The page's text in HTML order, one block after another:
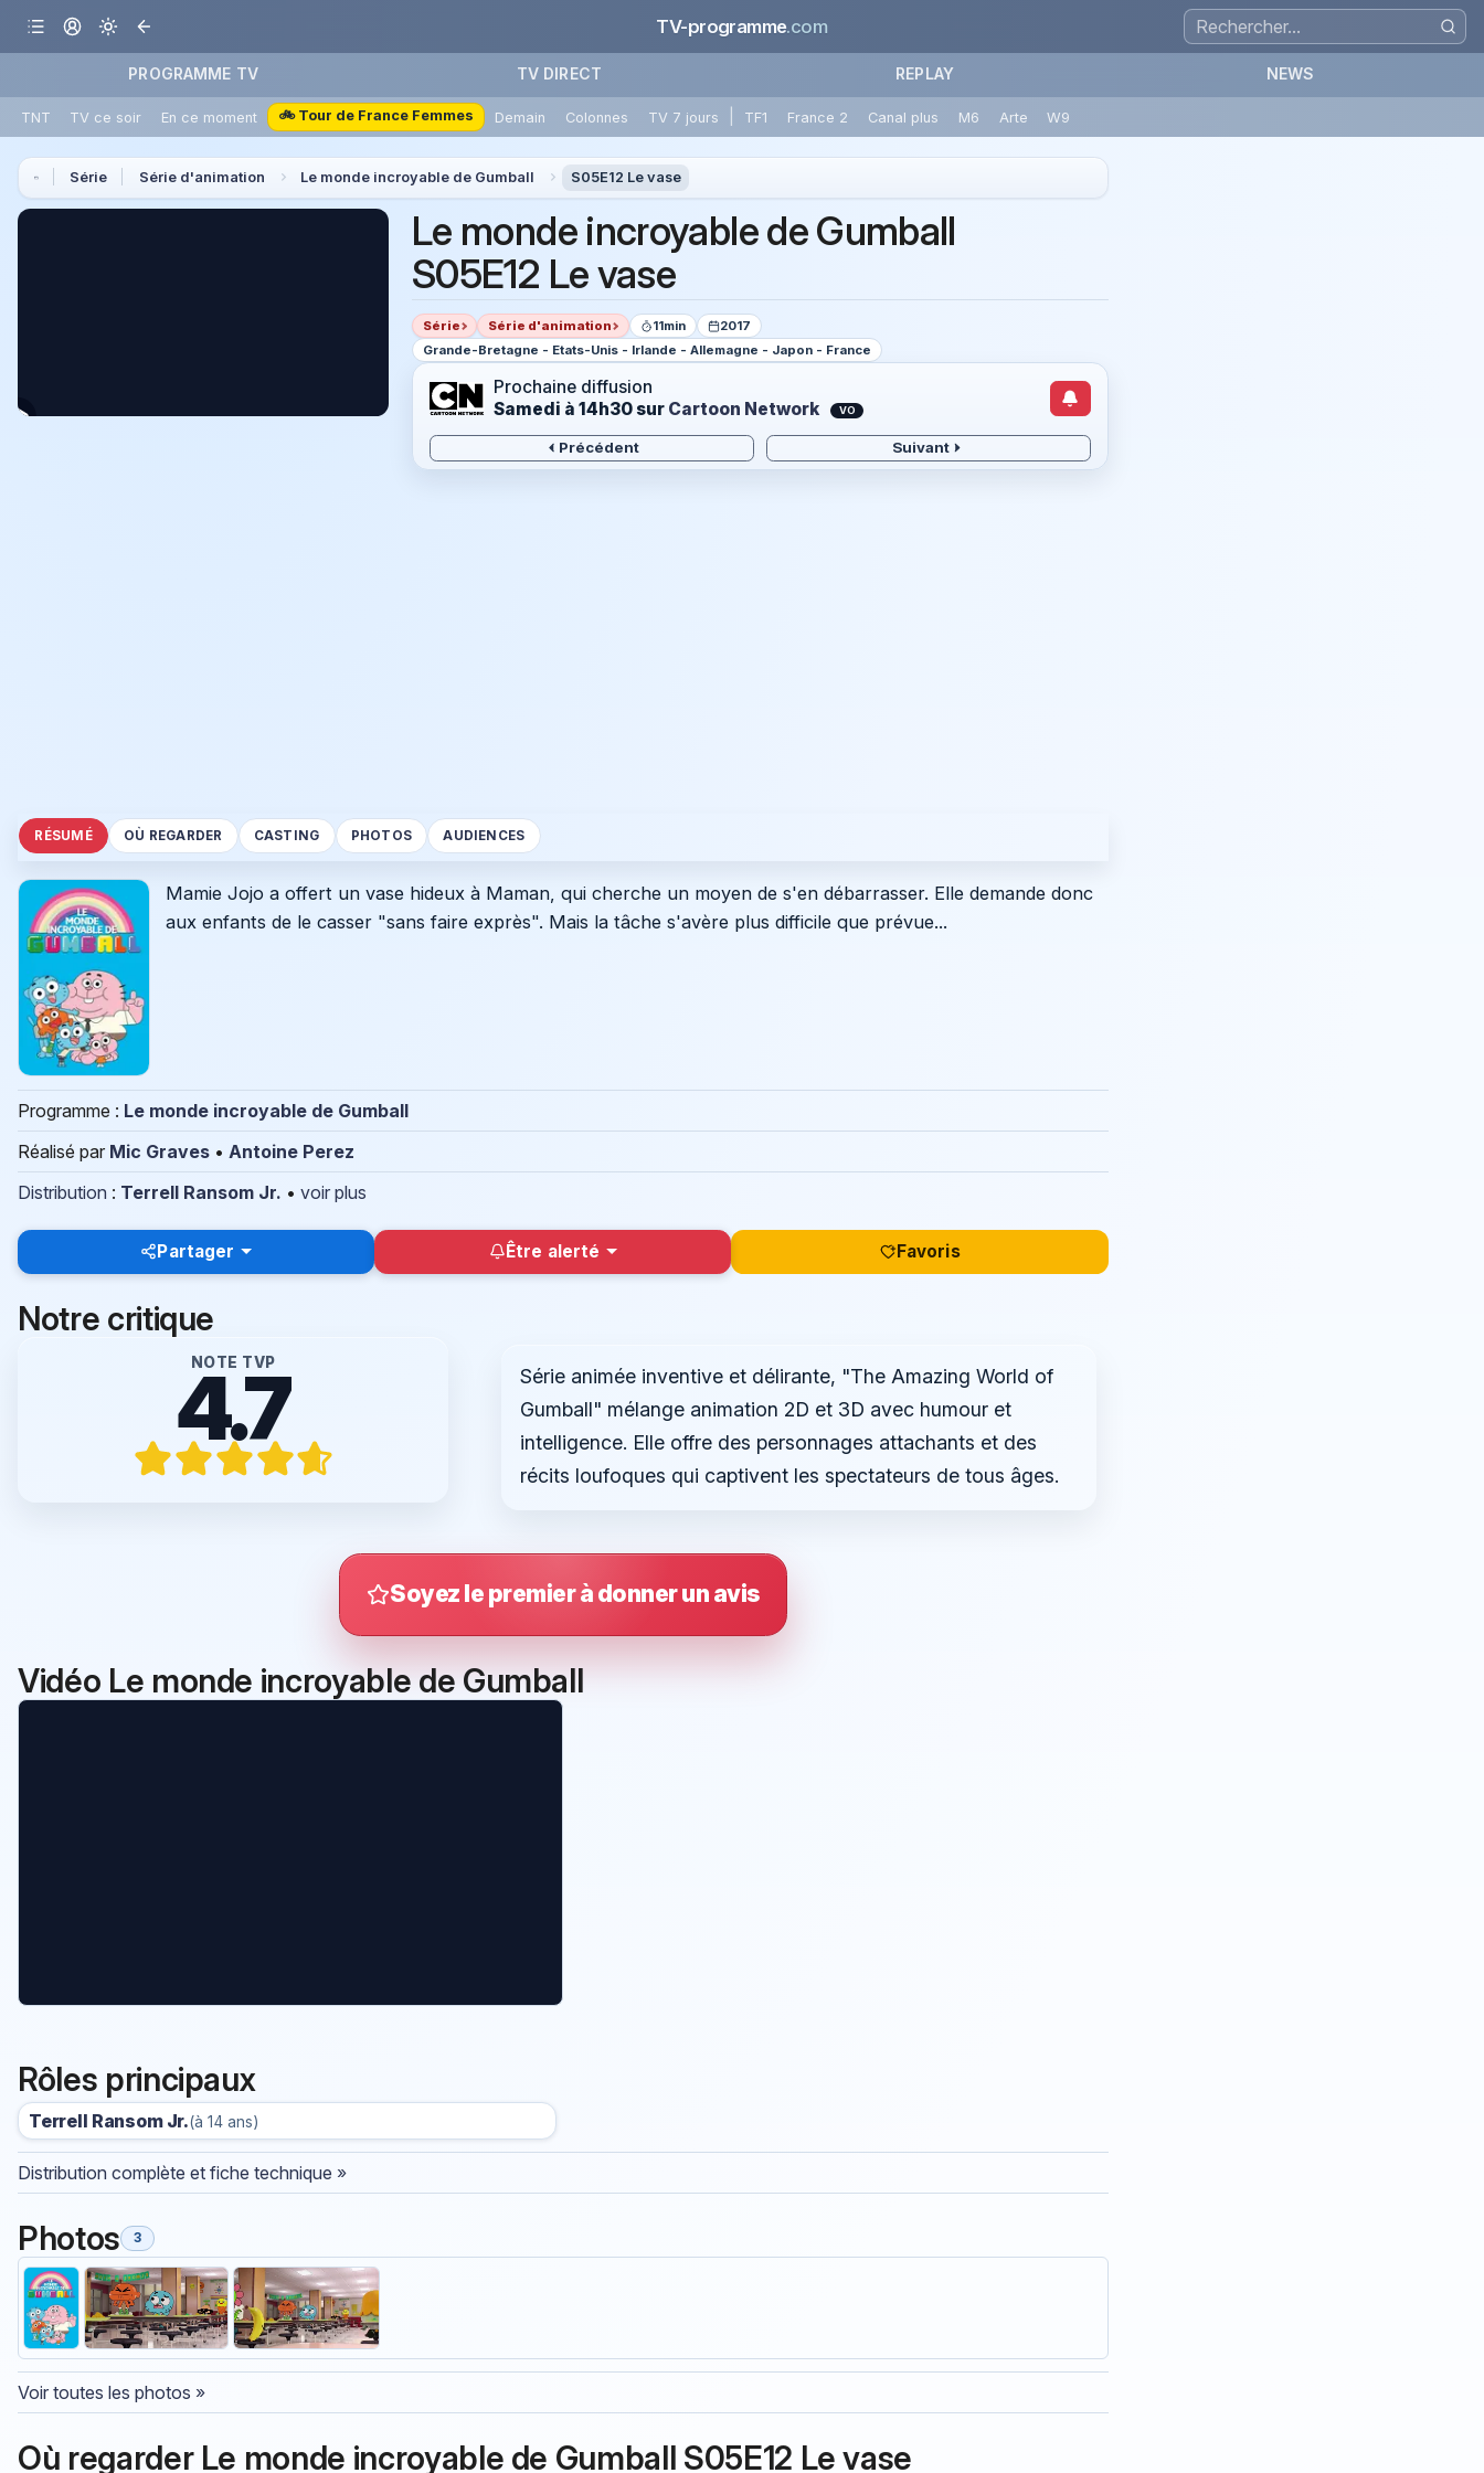
TV-programme.com
PROGRAMME TV TV DIRECT REPLAY NEWS
TNT TV ce soir En ce moment 🚲 Tour de France Femmes Demain Colonnes TV 7 jours TF1 France 2 Canal plus M6 Arte W9
Série Série d'animation Le monde incroyable de Gumball S05E12 Le vase
Le monde incroyable de Gumball
S05E12 Le vase
Série Série d'animation 11min
2017
Grande-Bretagne - Etats-Unis - Irlande - Allemagne - Japon - France
Prochaine diffusion
Samedi à 14h30 sur Cartoon Network VO
Précédent Suivant
RÉSUMÉ OÙ REGARDER CASTING PHOTOS AUDIENCES
Mamie Jojo a offert un vase hideux à Maman, qui cherche un moyen de s'en débarrasser. Elle demande donc
aux enfants de le casser "sans faire exprès". Mais la tâche s'avère plus difficile que prévue...
Programme : Le monde incroyable de Gumball
Réalisé par Mic Graves • Antoine Perez
Distribution : Terrell Ransom Jr. • voir plus
Partager Être alerté Favoris
Notre critique
NOTE TVP
4.7
Série animée inventive et délirante, "The Amazing World of
Gumball" mélange animation 2D et 3D avec humour et
intelligence. Elle offre des personnages attachants et des
récits loufoques qui captivent les spectateurs de tous âges.
Soyez le premier à donner un avis
Vidéo Le monde incroyable de Gumball
Rôles principaux
Terrell Ransom Jr.(à 14 ans)
Distribution complète et fiche technique »
Photos 3
Voir toutes les photos »
Où regarder Le monde incroyable de Gumball S05E12 Le vase